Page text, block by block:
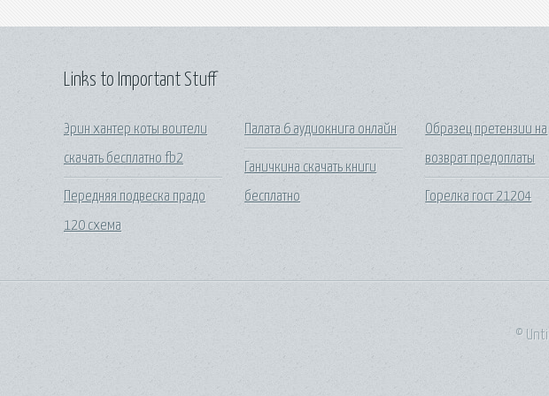
Links to Important Stuff
Эрин хантер коты воители
скачать бесплатно fb2
Передняя подвеска прадо
120 схема
Палата 6 аудиокнига онлайн
Ганичкина скачать книги
бесплатно
Образец претензии на
возврат предоплаты
Горелка гост 21204
©